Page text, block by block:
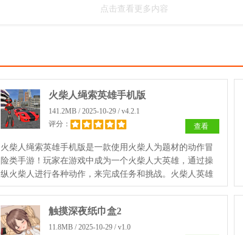
点击查看更多内容
火柴人绳索英雄手机版
141.2MB / 2025-10-29 / v4.2.1
评分：
查看
火柴人绳索英雄手机版是一款使用火柴人为题材的动作冒
险类手游！玩家在游戏中成为一个火柴人大英雄，通过操
纵火柴人进行各种动作，来完成任务和挑战。火柴人英雄
还拥有独特的绳索英雄，可以利用绳索在城市中到处穿
触摸深夜纸巾盒2
11.8MB / 2025-10-29 / v1.0